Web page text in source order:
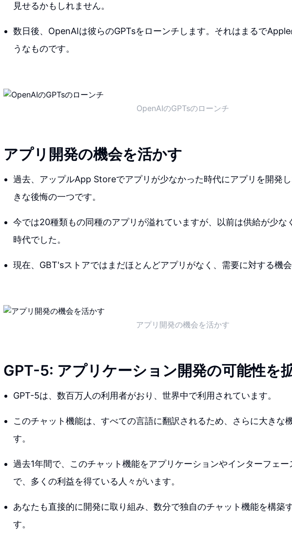
見せるかもしれません。
数日後、OpenAIは彼らのGPTsをローンチします。それはまるで
うなものです。
OpenAIのGPTsのローンチ
アプリ開発の機会を活かす
過去、アップルApp Storeでアプリが少なかった時代にアプリを開発
きな後悔の一つです。
今では20種類もの同種のアプリが溢れていますが、以前は供給が少な
時代でした。
現在、GBT'sストアではまだほとんどアプリがなく、需要に対する機会
アプリ開発の機会を活かす
GPT-5: アプリケーション開発の可能性を
GPT-5は、数百万人の利用者がおり、世界中で利用されています。
このチャット機能は、すべての言語に翻訳されるため、さらに大きな
す。
過去1年間で、このチャット機能をアプリケーションやインターフェー
で、多くの利益を得ている人々がいます。
あなたも直接的に開発に取り組み、数分で独自のチャット機能を構築
す。